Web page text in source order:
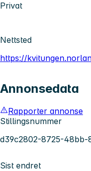
Privat
Nettsted
https://
Annonsedata
Rapporter annonse
Stillingsnummer
d39c2802-8725-48bb-
Sist endret